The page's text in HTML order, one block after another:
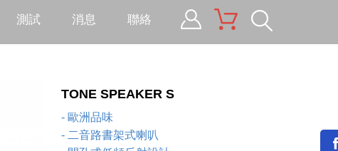
測試
Acoustic Material -
消息 聯絡
TONE SPEAKER S
- 歐洲品味
- 二音路書架式喇叭